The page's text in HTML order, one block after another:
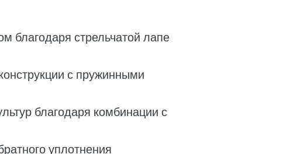
благодаря стрельчатой лапе
с пружинными
благодаря комбинации с
уплотнения